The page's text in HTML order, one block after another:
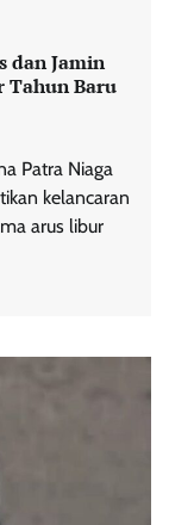
dan Jamin
Tahun Baru
Patra Niaga
kelancaran
arus libur